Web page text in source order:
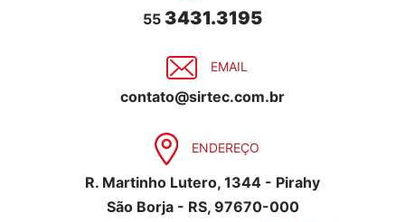
55 3431.3195
EMAIL
contato@sirtec.com.br
ENDEREÇO
R. Martinho Lutero, 1344 - Pirahy
São Borja - RS, 97670-000